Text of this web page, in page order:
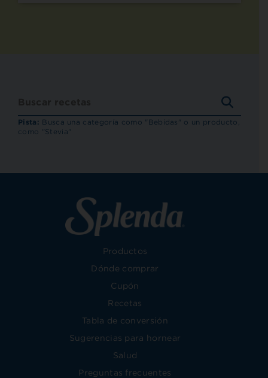
Pista: Busca una categoría como "Bebidas" o un producto,
como "Stevia"
Productos
Dónde comprar
Cupón
Recetas
Tabla de conversión
Sugerencias para hornear
Salud
Preguntas frecuentes